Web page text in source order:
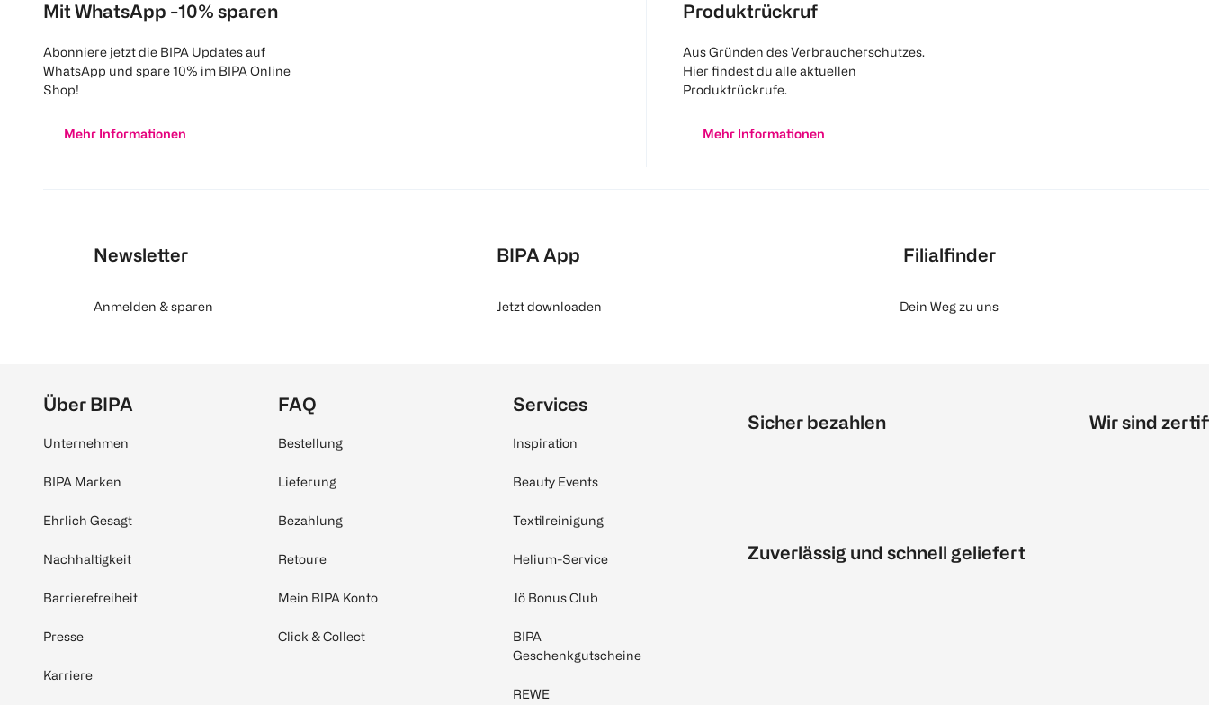
Mit WhatsApp -10% sparen
Abonniere jetzt die BIPA Updates auf
WhatsApp und spare 10% im BIPA Online
Shop!
Mehr Informationen
Produktrückruf
Aus Gründen des Verbraucherschutzes.
Hier findest du alle aktuellen
Produktrückrufe.
Mehr Informationen
Newsletter
Anmelden & sparen
BIPA App
Jetzt downloaden
Filialfinder
Dein Weg zu uns
Über BIPA
Unternehmen
BIPA Marken
Ehrlich Gesagt
Nachhaltigkeit
Barrierefreiheit
Presse
Karriere
FAQ
Bestellung
Lieferung
Bezahlung
Retoure
Mein BIPA Konto
Click & Collect
Services
Inspiration
Beauty Events
Textilreinigung
Helium-Service
Jö Bonus Club
BIPA
Geschenkgutscheine
REWE
Sicher bezahlen
Zuverlässig und schnell geliefert
Wir sind